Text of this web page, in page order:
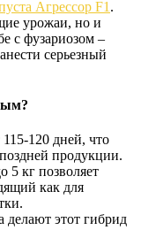
Агрессор F1 .
урожаи, но и
с фузариозом –
серьезный
120 дней, что
продукции.
5 кг позволяет
как для
делают этот гибрид